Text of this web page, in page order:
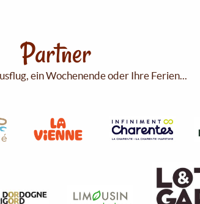
Partner
ein Wochenende oder Ihre Ferien...